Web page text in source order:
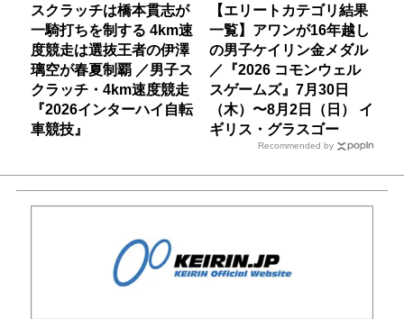
スクラッチは橋本貫志が
一騎打ちを制する 4km速
度競走は選抜王者の伊澤
璃空が春夏制覇 ／男子ス
クラッチ・4km速度競走
『2026インターハイ自転
車競技』
【エリートカテゴリ結果
一覧】アワンが16年越し
の男子ケイリン金メダル
／『2026 コモンウェル
スゲームズ』7月30日
（木）〜8月2日（日） イ
ギリス・グラスゴー
Recommended by